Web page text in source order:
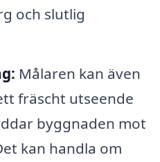
och slutlig
Målaren kan även
fräscht utseende
byggnaden mot
kan handla om